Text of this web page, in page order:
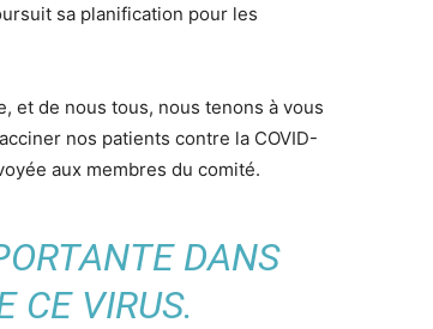
sa planification pour les
et de nous tous, nous tenons à vous
nos patients contre la COVID-
aux membres du comité.
DANS
CE VIRUS.